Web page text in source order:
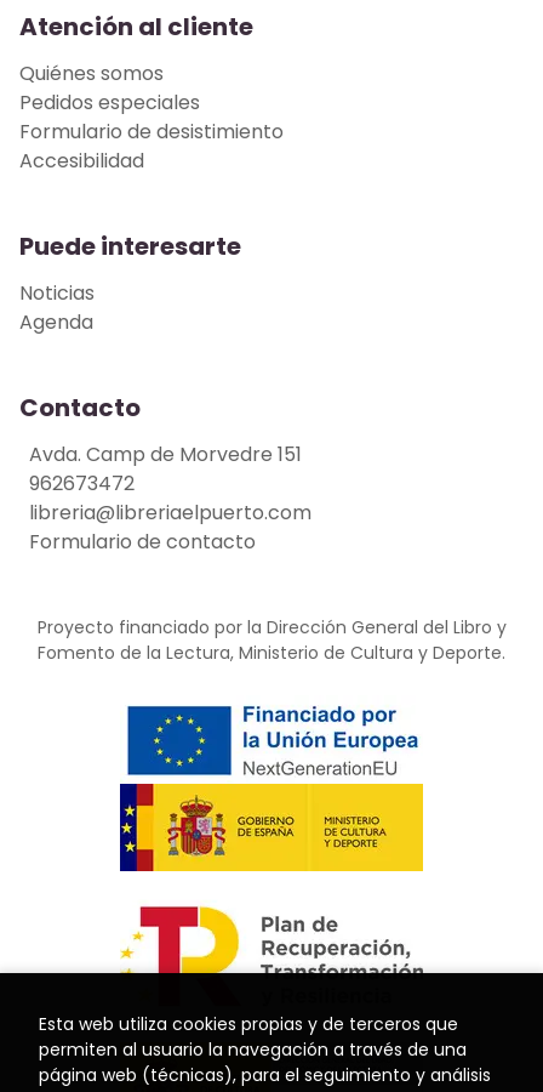
Atención al cliente
Quiénes somos
Pedidos especiales
Formulario de desistimiento
Accesibilidad
Puede interesarte
Noticias
Agenda
Contacto
Avda. Camp de Morvedre 151
962673472
libreria@libreriaelpuerto.com
Formulario de contacto
Proyecto financiado por la Dirección General del Libro y
Fomento de la Lectura, Ministerio de Cultura y Deporte.
Esta web utiliza cookies propias y de terceros que
permiten al usuario la navegación a través de una
página web (técnicas), para el seguimiento y análisis